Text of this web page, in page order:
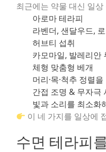
최근에는 약물 대신 일
아로마 테라피
라벤더, 샌달우드,
허브티 섭취
카모마일, 발레리안
체형 맞춤형 베개
머리·목·척추 정렬
간접 조명 & 무자극
빛과 소리를 최소화
이 네 가지를 일상에
수면 테라피